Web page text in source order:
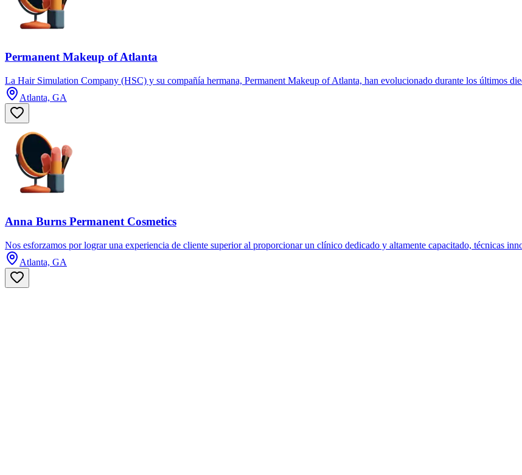
Permanent Makeup of Atlanta
La Hair Simulation Company (HSC) y su compañía hermana, Permanent Makeup of Atlanta, han evolucionado durante los últimos
Atlanta, GA
Anna Burns Permanent Cosmetics
Nos esforzamos por lograr una experiencia de cliente superior al proporcionar un clínico dedicado y altamente capacitado, técnicas
Atlanta, GA